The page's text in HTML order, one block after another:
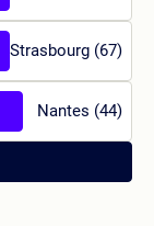
Strasbourg (67)
Nantes (44)